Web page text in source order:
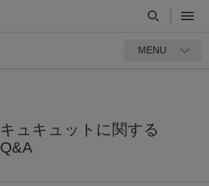
MENU
キュキュットに関する
Q&A